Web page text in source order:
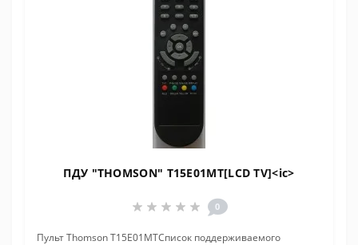
ПДУ "THOMSON" T15E01MT[LCD TV]<ic>
0
Пульт Thomson T15E01MTCписок поддерживаемого